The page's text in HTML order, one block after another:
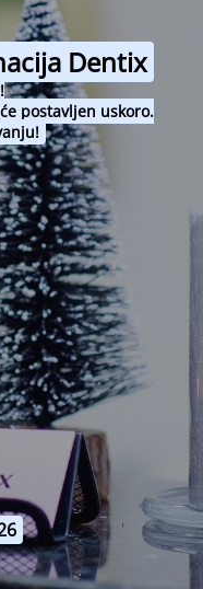
Dentix
postavljen uskoro.